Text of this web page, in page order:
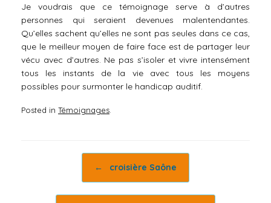
Je voudrais que ce témoignage serve à d’autres
personnes qui seraient devenues malentendantes.
Qu’elles sachent qu’elles ne sont pas seules dans ce cas,
que le meilleur moyen de faire face est de partager leur
vécu avec d’autres. Ne pas s’isoler et vivre intensément
tous les instants de la vie avec tous les moyens
possibles pour surmonter le handicap auditif.
Posted in Témoignages.
← croisière Saône